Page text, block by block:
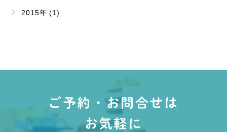
2015年 (1)
ご予約・お問合せは
お気軽に